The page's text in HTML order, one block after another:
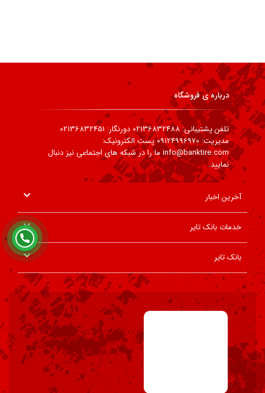
درباره ی فروشگاه
تلفن پشتیبانی: 02136832488 دورنگار: 02136832451
مدیریت: 09124996970 پست الکترونیک:
info@banktire.com ما را در شبکه های اجتماعی نیز دنبال
نمایید.
آخرین اخبار
خدمات بانک تایر
بانک تایر